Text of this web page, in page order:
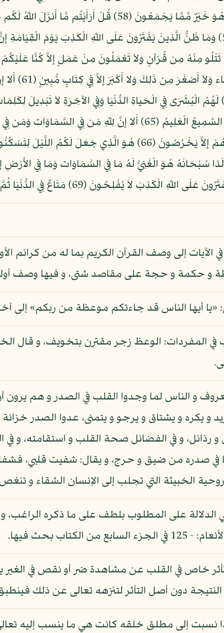
فَلْيَفْرَحُواْ هُوَ خَيْرٌ مِّمَّا يَجْمَعُونَ (58) قُلْ
تَتْلُو مِنْهُ مِن قُرْآنٍ وَلاَ تَعْمَلُونَ مِنْ عَمَلٍ إِلاَّ كُنَّا
جَمِيعًا هُوَ السَّمِيعُ الْعَلِيمُ (65) أَلا إِنَّ لِلّهِ مَن
يُفْلِحُونَ (69) مَتَاعٌ فِي الدُّنْيَا ثُمَّ إِلَيْنَا مَرْجِعُهُمْ ثُمَّ نُذِيقُهُمُ الْعَذَابَ الشَّدِيدَ بِمَا كَانُواْ يَكْفُرُونَ (70)
في الآيات إلى وصف القرآن الكريم بما له من
و حكمة و حجة على مقاصد شتى، و فيها وصف
«يا أيها الناس قد جاءتكم موعظة من ربكم» إلى
في المفردات: الوعظ زجر مقترن بتخويف، و قال
و الناس لما وجدوا القلب في الصدر و هم يرون
و يكره و يشتاق و يرجو و يتمنى، عدوا الصدر خزانة
رذائل، و في الفضائل صحة القلب و استقامته، و
صدره من ضيق و حرج، و يقال: شفيت قلبي،
الخبيثة التي تجلب إلى الإنسان الشقاء و
الدلالة على المطلوب بلطف على ما ذكره الراغب،
من الكتاب بحث فيها.
خاص في القلب عن مشاهدة ضر أو نقص في الغير
دون أصل التأثر لتنزهه تعالى عن ذلك
نسبت إلى مطلق خلقه كانت هي ما ينسب إليه